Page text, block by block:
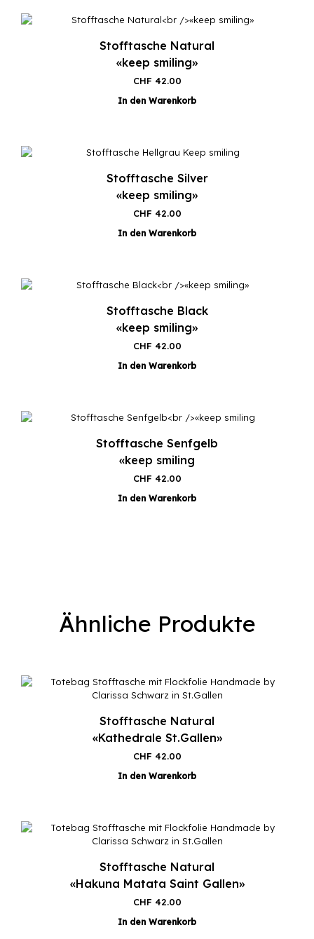
Stofftasche Natural
«keep smiling»
CHF 42.00
In den Warenkorb
Stofftasche Silver
«keep smiling»
CHF 42.00
In den Warenkorb
Stofftasche Black
«keep smiling»
CHF 42.00
In den Warenkorb
Stofftasche Senfgelb
«keep smiling
CHF 42.00
In den Warenkorb
Ähnliche Produkte
Stofftasche Natural
«Kathedrale St.Gallen»
CHF 42.00
In den Warenkorb
Stofftasche Natural
«Hakuna Matata Saint Gallen»
CHF 42.00
In den Warenkorb